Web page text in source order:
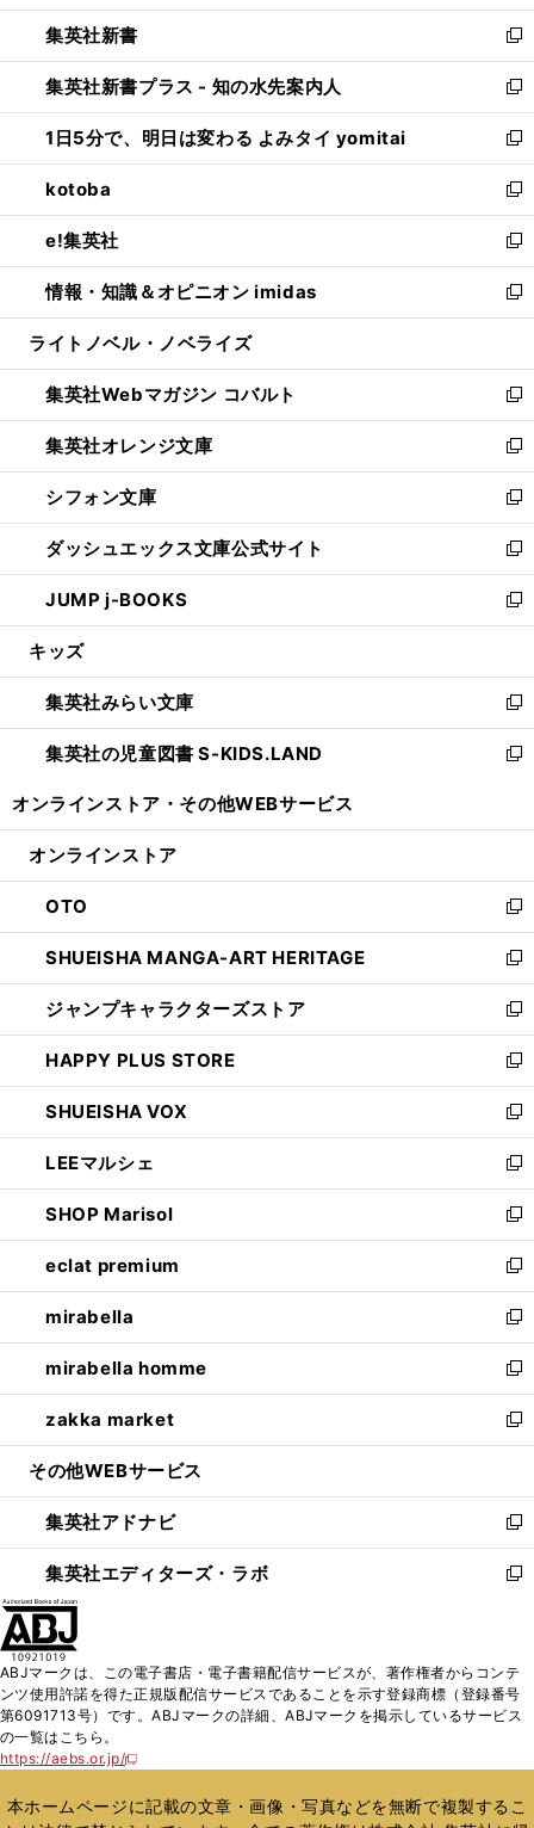
開
く
ウ
で
開
く
ウ
ィ
ン
ド
ウ
で
開
く
し
い
ウ
ィ
ン
ド
ウ
で
開
く
集英社新書
新
し
い
ウ
ィ
ン
ド
ウ
で
開
く
集英社新書プラス - 知の水先案内人
新
し
い
ウ
ィ
ン
ド
ウ
で
開
1日5分で、明日は変わる よみタイ yomitai
新
し
い
ウ
ィ
ン
ド
ウ
開
く
kotoba
新
し
い
ウ
ィ
ン
ウ
で
開
く
e!集英社
新
し
い
ウ
ン
ド
ウ
で
開
く
情報・知識＆オピニオン imidas
新
し
ウ
ィ
ン
ド
ウ
で
開
く
ライトノベル・ノベライズ
集英社Webマガジン コバルト
新
し
い
ウ
ィ
ン
ド
ウ
で
開
集英社オレンジ文庫
新
し
い
ウ
ィ
ン
ド
ウ
開
く
シフォン文庫
新
し
い
ウ
ィ
ン
ウ
で
開
く
ダッシュエックス文庫公式サイト
新
し
い
ウ
ン
ド
ウ
で
JUMP j-BOOKS
新
し
ウ
ィ
ン
ド
開
キッズ
集英社みらい文庫
新
し
い
ン
ウ
で
開
く
集英社の児童図書 S-KIDS.LAND
新
ウ
ン
ド
ウ
で
開
く
オンラインストア・ その他WEBサービス
オンラインストア
OTO
新
し
い
ウ
ィ
ン
ド
ウ
で
開
く
SHUEISHA MANGA-ART HERITAGE
新
し
い
ウ
ィ
ン
ド
ウ
で
開
く
ジャンプキャラクターズストア
新
し
い
ウ
ィ
ン
ド
ウ
で
開
く
HAPPY PLUS STORE
新
し
い
ウ
ィ
ン
ド
ウ
で
開
く
SHUEISHA VOX
新
し
い
ウ
ィ
ン
ド
ウ
で
開
く
LEEマルシェ
新
し
い
ウ
ィ
ン
ド
ウ
で
開
く
SHOP Marisol
新
し
い
ウ
ィ
ン
ド
ウ
で
開
eclat premium
新
し
い
ウ
ィ
ン
ド
ウ
開
く
mirabella
新
し
い
ウ
ィ
ン
ウ
で
開
く
mirabella homme
新
し
い
ウ
ン
ド
ウ
で
zakka market
新
し
ウ
ィ
ン
ド
く
その他WEBサービス
集英社アドナビ
新
し
い
ド
ウ
で
集英社エディターズ・ラボ
新
ィ
ン
ド
開
ABJマークは、この電子書店・電子書籍配信サービスが、著作権者からコンテ
ンツ使用許諾を得た正規版配信サービスであることを示す登録商標（登録番号
第6091713号）です。ABJマークの詳細、ABJマークを掲示しているサービス
の一覧はこちら。
https://aebs.or.jp/
新
い
ウ
本ホームページに記載の文章・画像・写真などを無断で複製するこ